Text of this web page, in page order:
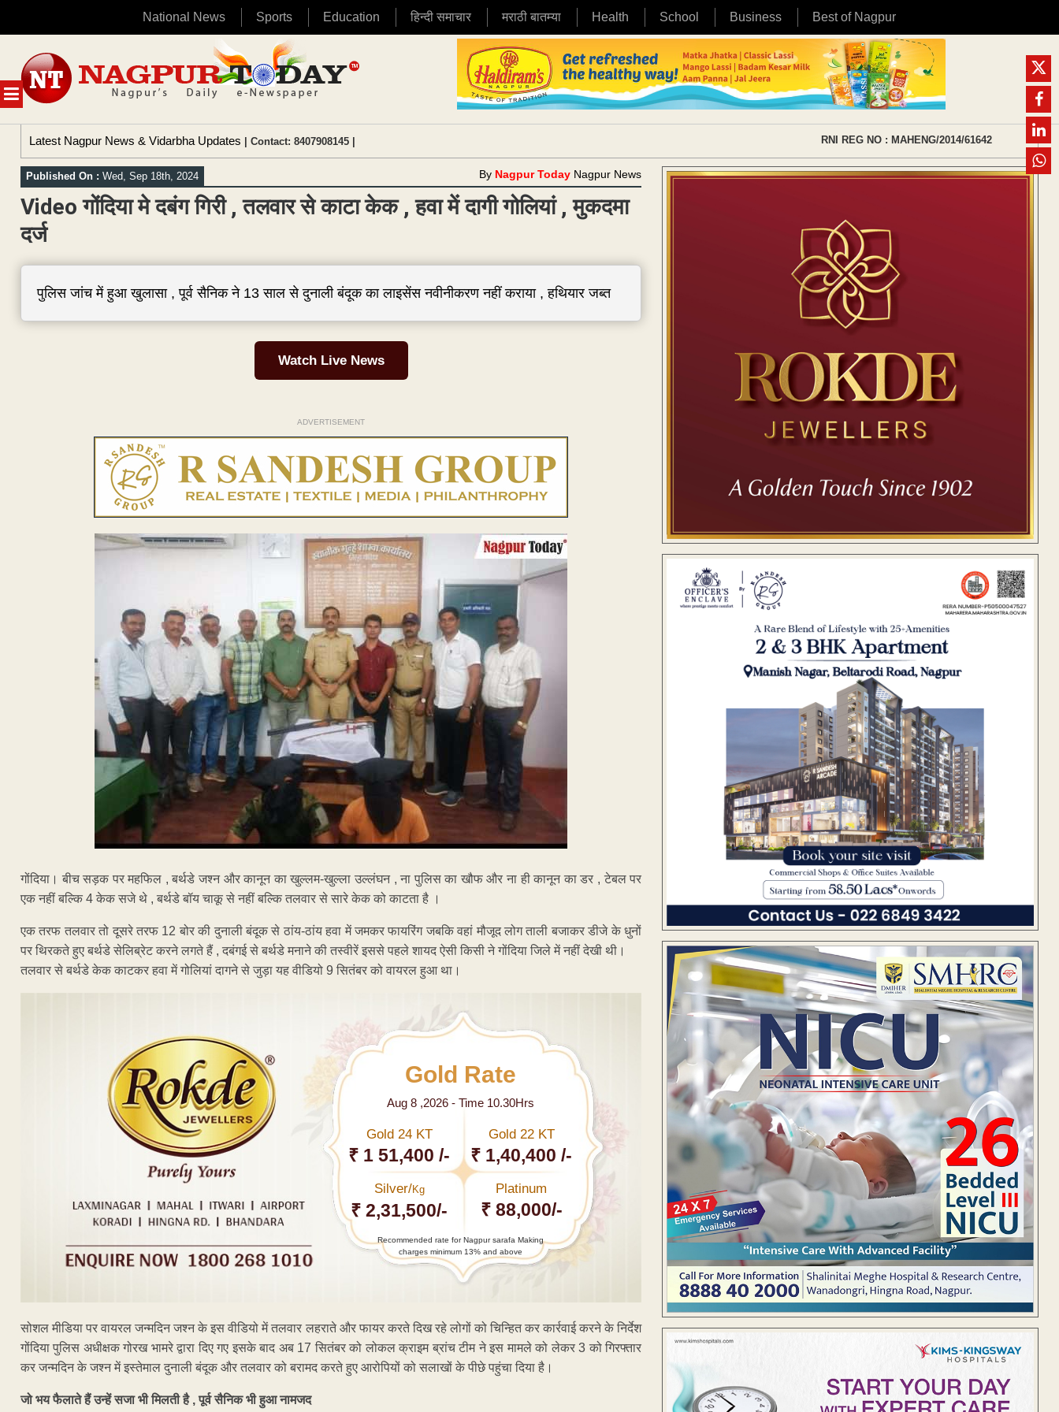
National News Sports Education हिन्दी समाचार मराठी बातम्या Health School Business Best of Nagpur
MENU
content
Latest Nagpur News & Vidarbha Updates | Contact: 8407908145 | RNI REG NO : MAHENG/2014/61642
Published On : Wed, Sep 18th, 2024 By Nagpur Today Nagpur News
Video गोंदिया मे दबंग गिरी , तलवार से काटा केक , हवा में दागी गोलियां , मुकदमा
दर्ज
पुलिस जांच में हुआ खुलासा , पूर्व सैनिक ने 13 साल से दुनाली बंदूक का लाइसेंस नवीनीकरण नहीं कराया , हथियार जब्त
Watch Live News
ADVERTISEMENT
गोंदिया। बीच सड़क पर महफिल , बर्थडे जश्न और कानून का खुल्लम-खुल्ला उल्लंघन , ना पुलिस का खौफ और ना ही कानून का डर , टेबल पर
एक नहीं बल्कि 4 केक सजे थे , बर्थडे बॉय चाकू से नहीं बल्कि तलवार से सारे केक को काटता है ।
एक तरफ तलवार तो दूसरे तरफ 12 बोर की दुनाली बंदूक से ठांय-ठांय हवा में जमकर फायरिंग जबकि वहां मौजूद लोग ताली बजाकर डीजे के धुनों
पर थिरकते हुए बर्थडे सेलिब्रेट करने लगते हैं , दबंगई से बर्थडे मनाने की तस्वीरें इससे पहले शायद ऐसी किसी ने गोंदिया जिले में नहीं देखी थी।
तलवार से बर्थडे केक काटकर हवा में गोलियां दागने से जुड़ा यह वीडियो 9 सितंबर को वायरल हुआ था।
Gold Rate
Aug 8 ,2026 - Time 10.30Hrs
Gold 24 KT
₹ 1 51,400 /-
Gold 22 KT
₹ 1,40,400 /-
Silver/Kg
₹ 2,31,500/-
Platinum
₹ 88,000/-
Recommended rate for Nagpur sarafa Making
charges minimum 13% and above
सोशल मीडिया पर वायरल जन्मदिन जश्न के इस वीडियो में तलवार लहराते और फायर करते दिख रहे लोगों को चिन्हित कर कार्रवाई करने के निर्देश
गोंदिया पुलिस अधीक्षक गोरख भामरे द्वारा दिए गए इसके बाद अब 17 सितंबर को लोकल क्राइम ब्रांच टीम ने इस मामले को लेकर 3 को गिरफ्तार
कर जन्मदिन के जश्न में इस्तेमाल दुनाली बंदूक और तलवार को बरामद करते हुए आरोपियों को सलाखों के पीछे पहुंचा दिया है।
जो भय फैलाते हैं उन्हें सजा भी मिलती है , पूर्व सैनिक भी हुआ नामजद